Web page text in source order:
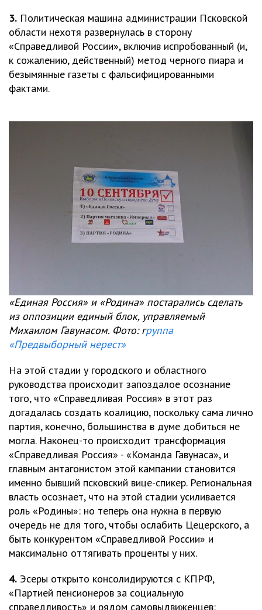
3. Политическая машина администрации Псковской
области нехотя развернулась в сторону
«Справедливой России», включив испробованный (и,
к сожалению, действенный) метод черного пиара и
безымянные газеты с фальсифицированными
фактами.
«Единая Россия» и «Родина» постарались сделать
из оппозиции единый блок, управляемый
Михаилом Гавунасом. Фото: группа
«Предвыборный нерест»
На этой стадии у городского и областного
руководства происходит запоздалое осознание
того, что «Справедливая Россия» в этот раз
догадалась создать коалицию, поскольку сама лично
партия, конечно, большинства в думе добиться не
могла. Наконец-то происходит трансформация
«Справедливая Россия» - «Команда Гавунаса», и
главным антагонистом этой кампании становится
именно бывший псковский вице-спикер. Региональная
власть осознает, что на этой стадии усиливается
роль «Родины»: но теперь она нужна в первую
очередь не для того, чтобы ослабить Цецерского, а
быть конкурентом «Справедливой России» и
максимально оттягивать проценты у них.
4. Эсеры открыто консолидируются с КПРФ,
«Партией пенсионеров за социальную
справедливость» и рядом самовыдвиженцев: